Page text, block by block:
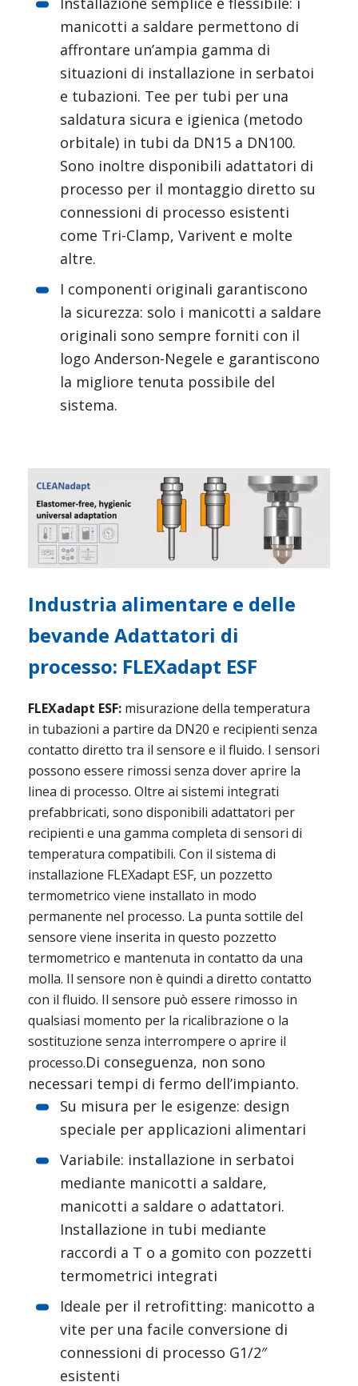
manicotti a saldare permettono di
affrontare un’ampia gamma di
situazioni di installazione in serbatoi
e tubazioni. Tee per tubi per una
saldatura sicura e igienica (metodo
orbitale) in tubi da DN15 a DN100.
Sono inoltre disponibili adattatori di
processo per il montaggio diretto su
connessioni di processo esistenti
come Tri-Clamp, Varivent e molte
altre.
I componenti originali garantiscono
la sicurezza: solo i manicotti a saldare
originali sono sempre forniti con il
logo Anderson-Negele e garantiscono
la migliore tenuta possibile del
sistema.
Industria alimentare e delle
bevande Adattatori di
processo: FLEXadapt ESF
FLEXadapt ESF: misurazione della temperatura
in tubazioni a partire da DN20 e recipienti senza
contatto diretto tra il sensore e il fluido. I sensori
possono essere rimossi senza dover aprire la
linea di processo. Oltre ai sistemi integrati
prefabbricati, sono disponibili adattatori per
recipienti e una gamma completa di sensori di
temperatura compatibili. Con il sistema di
installazione FLEXadapt ESF, un pozzetto
termometrico viene installato in modo
permanente nel processo. La punta sottile del
sensore viene inserita in questo pozzetto
termometrico e mantenuta in contatto da una
molla. Il sensore non è quindi a diretto contatto
con il fluido. Il sensore può essere rimosso in
qualsiasi momento per la ricalibrazione o la
sostituzione senza interrompere o aprire il
processo.Di conseguenza, non sono
necessari tempi di fermo dell’impianto.
Su misura per le esigenze: design
speciale per applicazioni alimentari
Variabile: installazione in serbatoi
mediante manicotti a saldare,
manicotti a saldare o adattatori.
Installazione in tubi mediante
raccordi a T o a gomito con pozzetti
termometrici integrati
Ideale per il retrofitting: manicotto a
vite per una facile conversione di
connessioni di processo G1/2″
esistenti